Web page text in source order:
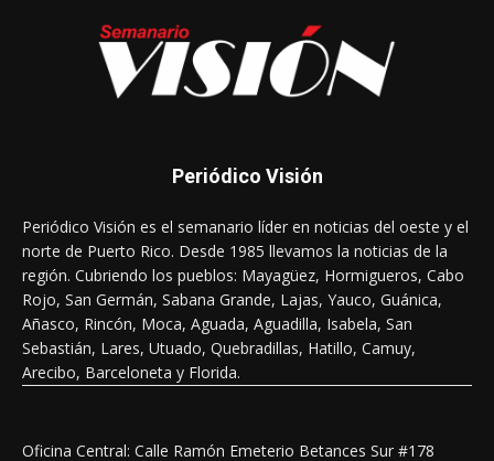
Periódico Visión
Periódico Visión es el semanario líder en noticias del oeste y el
norte de Puerto Rico. Desde 1985 llevamos la noticias de la
región. Cubriendo los pueblos: Mayagüez, Hormigueros, Cabo
Rojo, San Germán, Sabana Grande, Lajas, Yauco, Guánica,
Añasco, Rincón, Moca, Aguada, Aguadilla, Isabela, San
Sebastián, Lares, Utuado, Quebradillas, Hatillo, Camuy,
Arecibo, Barceloneta y Florida.
Oficina Central: Calle Ramón Emeterio Betances Sur #178